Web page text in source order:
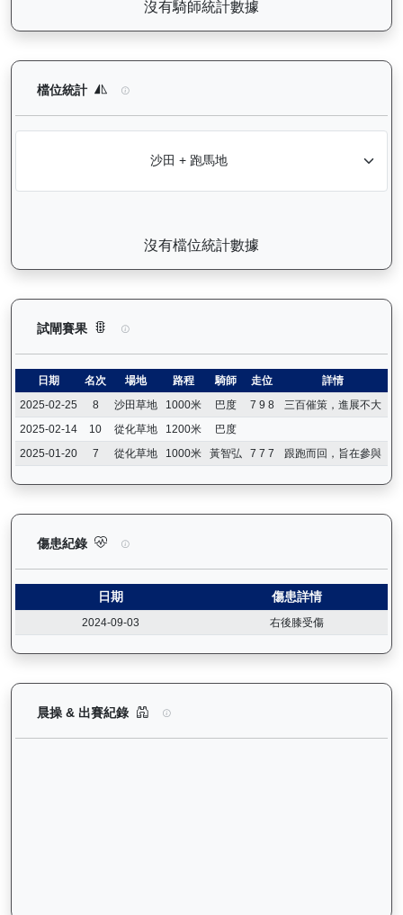
沒有騎師統計數據
檔位統計 無限勝利（K060）— 檔位統計分析：查看馬匹
沒有檔位統計數據
試閘賽果 無限勝利（K060）— 試閘賽果紀錄：查看馬匹
日期 名次 場地 路程 騎師 走位
詳情
2025-02-25
8 沙田草地 1000米 巴度 7 9 8
三百催策，進展不大
2025-02-14
10 從化草地 1200米
巴度
2025-01-20
7 從化草地 1000米 黃智弘 7 7 7 跟跑而回，旨在參與
傷患紀錄 無限勝利（K060）— 傷患紀錄：查看馬匹完整
日期 傷患詳情
2024-09-03 右後膝受傷
晨操 & 出賽紀錄 無限勝利（K060）— 晨操及出賽紀錄圖